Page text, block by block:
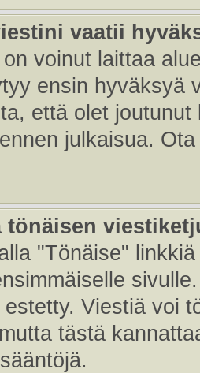
vaatii
voinut laittaa
ensin hyväksyä
että olet
julkaisua.
tönäisen
"Tönäise"
estetty. Viestiä voi
tästä